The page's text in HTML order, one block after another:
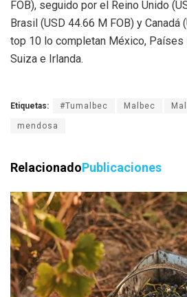
FOB), seguido por el Reino Unido
Brasil (USD 44.66 M FOB) y Canadá
top 10 lo completan México, Países
Suiza e Irlanda.
Etiquetas: #Tumalbec Malbec
mendosa
RelacionadoPublicaciones